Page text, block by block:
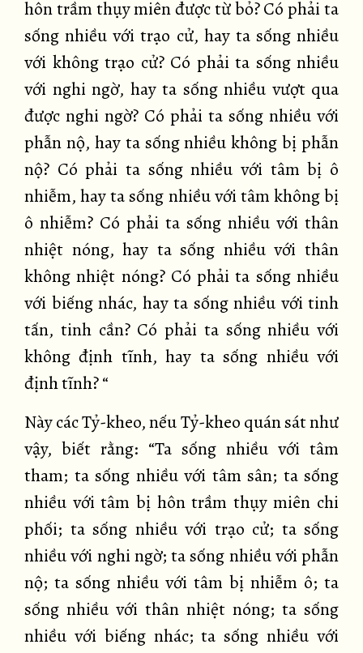
hôn trầm thụy miên được từ bỏ? Có phải ta
sống nhiều với trạo cử, hay ta sống nhiều
với không trạo cử? Có phải ta sống nhiều
với nghi ngờ, hay ta sống nhiều vượt qua
được nghi ngờ? Có phải ta sống nhiều với
phẫn nộ, hay ta sống nhiều không bị phẫn
nộ? Có phải ta sống nhiều với tâm bị ô
nhiễm, hay ta sống nhiều với tâm không bị
ô nhiễm? Có phải ta sống nhiều với thân
nhiệt nóng, hay ta sống nhiều với thân
không nhiệt nóng? Có phải ta sống nhiều
với biếng nhác, hay ta sống nhiều với tinh
tấn, tinh cần? Có phải ta sống nhiều với
không định tĩnh, hay ta sống nhiều với
định tĩnh? “
Này các Tỷ-kheo, nếu Tỷ-kheo quán sát như
vậy, biết rằng: “Ta sống nhiều với tâm
tham; ta sống nhiều với tâm sân; ta sống
nhiều với tâm bị hôn trầm thụy miên chi
phối; ta sống nhiều với trạo cử; ta sống
nhiều với nghi ngờ; ta sống nhiều với phẫn
nộ; ta sống nhiều với tâm bị nhiễm ô; ta
sống nhiều với thân nhiệt nóng; ta sống
nhiều với biếng nhác; ta sống nhiều với